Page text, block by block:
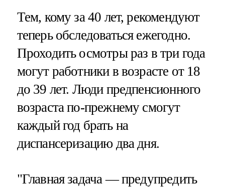
Тем, кому за 40 лет, рекомендуют
теперь обследоваться ежегодно.
Проходить осмотры раз в три года
могут работники в возрасте от 18
до 39 лет. Люди предпенсионного
возраста по-прежнему смогут
каждый год брать на
диспансеризацию два дня.
"Главная задача — предупредить